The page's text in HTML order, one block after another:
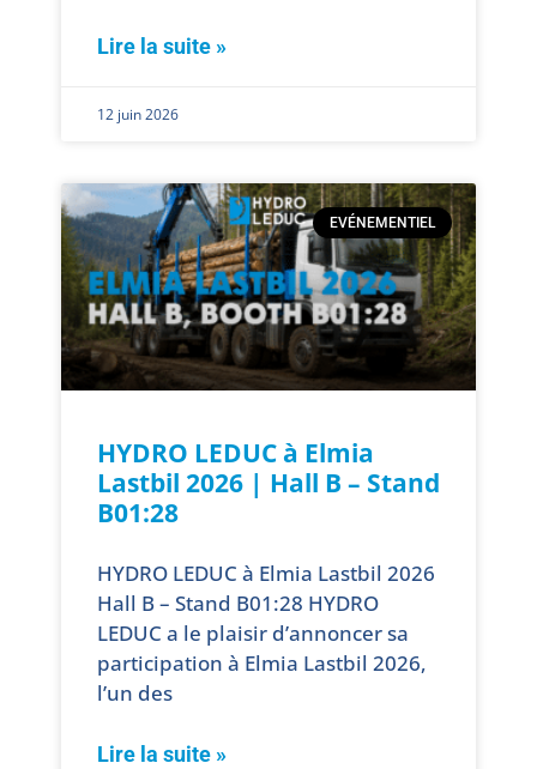
Lire la suite »
12 juin 2026
EVÉNEMENTIEL
HYDRO LEDUC à Elmia
Lastbil 2026 | Hall B – Stand
B01:28
HYDRO LEDUC à Elmia Lastbil 2026
Hall B – Stand B01:28 HYDRO
LEDUC a le plaisir d’annoncer sa
participation à Elmia Lastbil 2026,
l’un des
Lire la suite »